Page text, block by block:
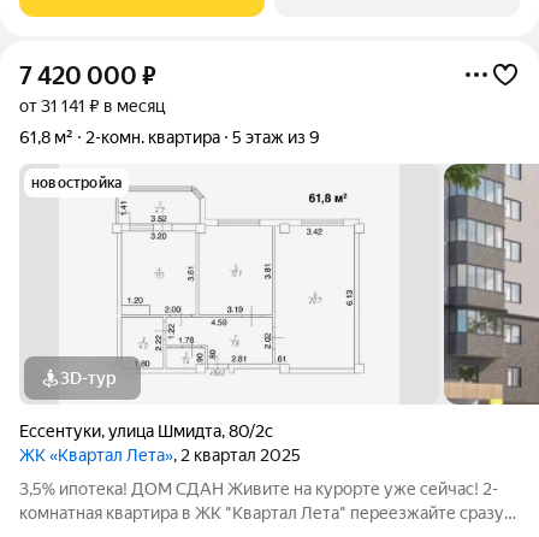
7 420 000 ₽
от 31 141 ₽ в месяц
61,8 м²
2-комн. квартира 5 этаж из 9
новостройка
3D-тур
Ессентуки,улица Шмидта,80/2с
ЖК «Квартал Лета», 2 квартал 2025
3,5% ипотека! ДОМ СДАН Живите на курорте уже сейчас! 2-
комнатная квартира в ЖК "Квартал Лета" переезжайте сразу!